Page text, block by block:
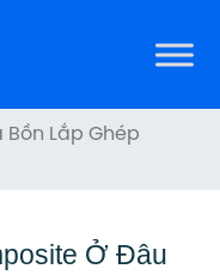
Bồn Lắp Ghép
Ở Đâu